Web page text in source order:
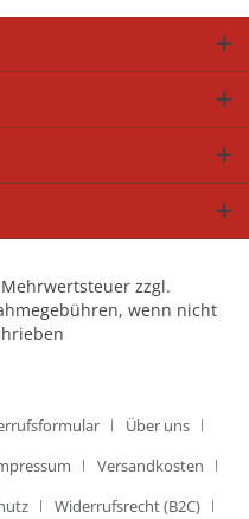
zzgl.
wenn nicht
Über uns
Versandkosten
Widerrufsrecht (B2C)